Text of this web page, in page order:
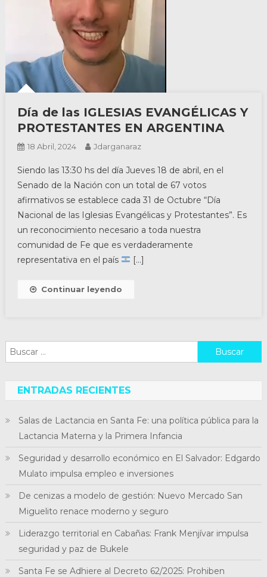
Día de las IGLESIAS EVANGÉLICAS Y
PROTESTANTES EN ARGENTINA
18 Abril, 2024 Jdarganaraz
Siendo las 13:30 hs del día Jueves 18 de abril, en el
Senado de la Nación con un total de 67 votos
afirmativos se establece cada 31 de Octubre “Día
Nacional de las Iglesias Evangélicas y Protestantes”. Es
un reconocimiento necesario a toda nuestra
comunidad de Fe que es verdaderamente
representativa en el país
[…]
Continuar leyendo
Buscar:
ENTRADAS RECIENTES
Salas de Lactancia en Santa Fe: una política pública para la
Lactancia Materna y la Primera Infancia
Seguridad y desarrollo económico en El Salvador: Edgardo
Mulato impulsa empleo e inversiones
De cenizas a modelo de gestión: Nuevo Mercado San
Miguelito renace moderno y seguro
Liderazgo territorial en Cabañas: Frank Menjívar impulsa
seguridad y paz de Bukele
Santa Fe se Adhiere al Decreto 62/2025: Prohiben